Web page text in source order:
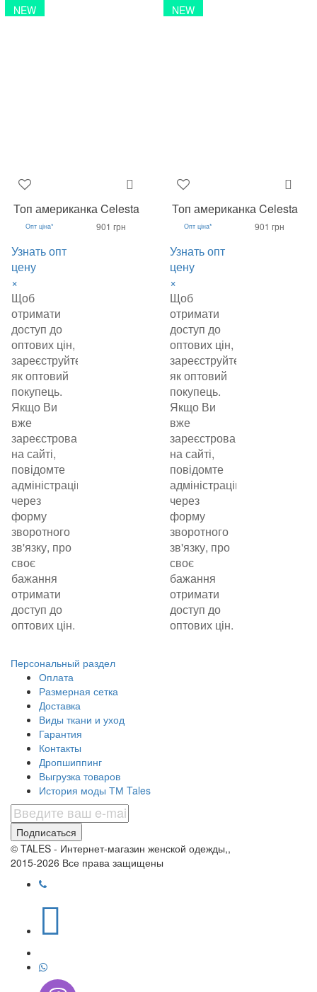
NEW
Топ американка Celesta
Опт ціна*
Узнать опт
цену
×
Щоб
отримати
доступ до
оптових цін,
зареєструйтеся
як оптовий
покупець.
Якщо Ви
вже
зареєстровані
на сайті,
повідомте
адміністрацію
через
форму
зворотного
зв'язку, про
своє
бажання
отримати
доступ до
оптових цін.
901 грн
NEW
Топ американка Celesta
Опт ціна*
Узнать опт
цену
×
Щоб
отримати
доступ до
оптових цін,
зареєструйтеся
як оптовий
покупець.
Якщо Ви
вже
зареєстровані
на сайті,
повідомте
адміністрацію
через
форму
зворотного
зв'язку, про
своє
бажання
отримати
доступ до
оптових цін.
901 грн
Персональный раздел
Оплата
Размерная сетка
Доставка
Виды ткани и уход
Гарантия
Контакты
Дропшиппинг
Выгрузка товаров
История моды ТМ Tales
Подписаться
© TALES - Интернет-магазин женской одежды,,
2015-2026 Все права защищены